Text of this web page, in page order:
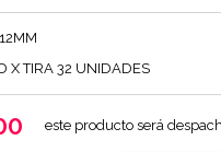
X TIRA 32 UNIDADES
este producto será